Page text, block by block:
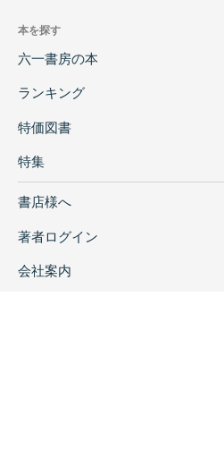
本を探す
六一書房の本
ランキング
特価図書
特集
書店様へ
著者ログイン
会社案内